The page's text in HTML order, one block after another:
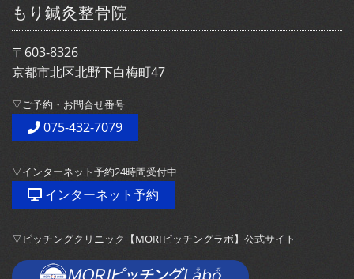
もり鍼灸整骨院
〒603-8326
京都市北区北野下白梅町47
▽ご予約・お問合せ番号
075-432-7079
▽インターネット予約24時間受付中
インターネット予約
▽ピッチングクリニック【MORIピッチングラボ】公式サイト